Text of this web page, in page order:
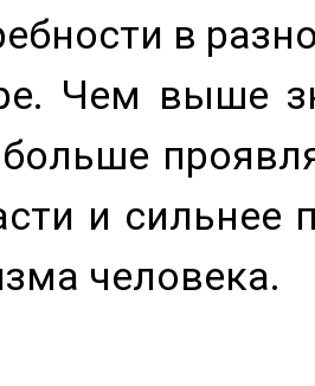
в
Чем выше
и сильнее
человека.